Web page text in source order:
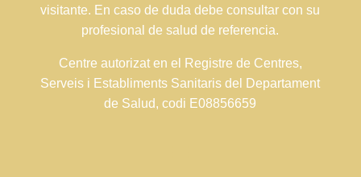
visitante. En caso de duda debe consultar con su
profesional de salud de referencia.
Centre autorizat en el Registre de Centres,
Serveis i Establiments Sanitaris del Departament
de Salud, codi E08856659